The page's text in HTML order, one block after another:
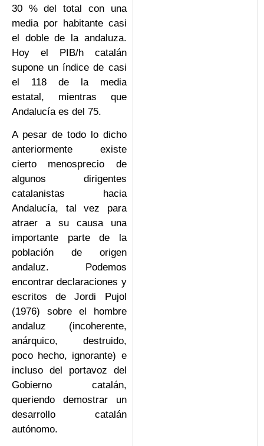
30 % del total con una
media por habitante casi
el doble de la andaluza.
Hoy el PIB/h catalán
supone un índice de casi
el 118 de la media
estatal, mientras que
Andalucía es del 75.
A pesar de todo lo dicho
anteriormente existe
cierto menosprecio de
algunos dirigentes
catalanistas hacia
Andalucía, tal vez para
atraer a su causa una
importante parte de la
población de origen
andaluz. Podemos
encontrar declaraciones y
escritos de Jordi Pujol
(1976) sobre el hombre
andaluz (incoherente,
anárquico, destruido,
poco hecho, ignorante) e
incluso del portavoz del
Gobierno catalán,
queriendo demostrar un
desarrollo catalán
autónomo.